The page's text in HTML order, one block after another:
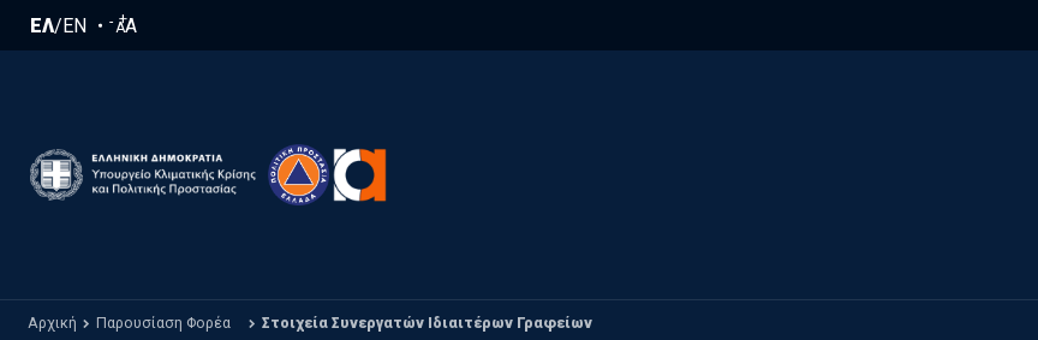
Παράκαμψη προς το κυρίως περιεχόμενο
ΕΛ/EN -A+A
Αρχική Παρουσίαση Φορέα Στοιχεία Συνεργατών Ιδιαιτέρων Γραφείων